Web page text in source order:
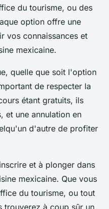
du tourisme, ou des
option offre une
vos connaissances et
mexicaine.
quelle que soit l'option
de respecter la
étant gratuits, ils
et une annulation en
d'autre de profiter
et à plonger dans
mexicaine. Que vous
du tourisme, ou tout